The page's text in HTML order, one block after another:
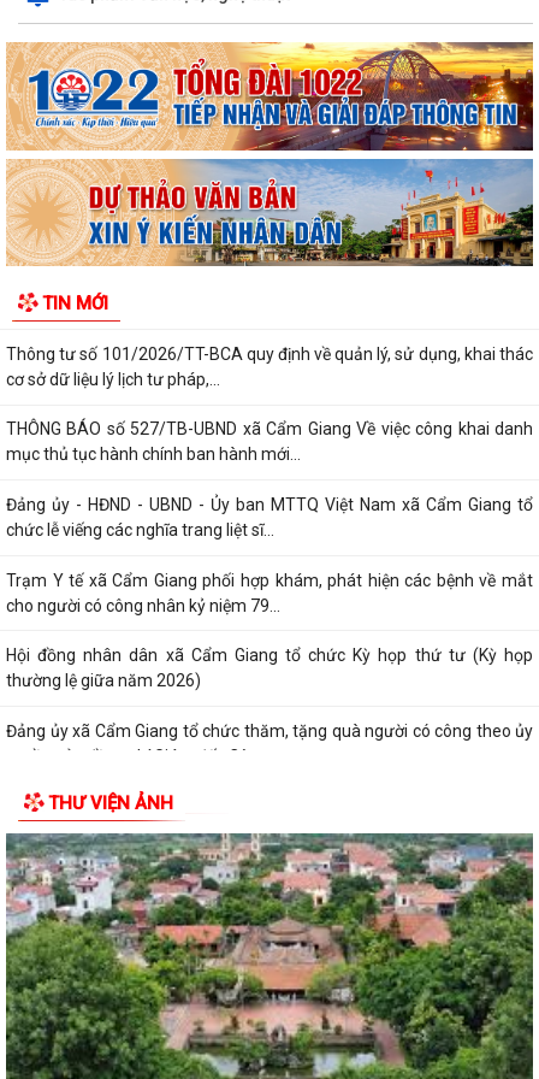
TIN MỚI
Triển khai mô hình chăn nuôi vịt thương phẩm theo quy trình
VietGAHP tại xã Cẩm Giang
Xã Cẩm Giang tham dự Hội nghị Báo cáo viên thành phố tháng 7 năm
2026
Hội nghị toàn quốc nghiên cứu, học tập, quán triệt và triển khai thực
hiện Nghị quyết Hội nghị...
số 07-CT/TW của Bộ Chính trị...
Thông tư số 101/2026/TT-BCA quy định về quản lý, sử dụng, khai thác
cơ sở dữ liệu lý lịch tư pháp,...
THÔNG BÁO số 527/TB-UBND xã Cẩm Giang Về việc công khai danh
mục thủ tục hành chính ban hành mới...
Đảng ủy - HĐND - UBND - Ủy ban MTTQ Việt Nam xã Cẩm Giang tổ
chức lễ viếng các nghĩa trang liệt sĩ...
Trạm Y tế xã Cẩm Giang phối hợp khám, phát hiện các bệnh về mắt
cho người có công nhân kỷ niệm 79...
Hội đồng nhân dân xã Cẩm Giang tổ chức Kỳ họp thứ tư (Kỳ họp
thường lệ giữa năm 2026)
Đảng ủy xã Cẩm Giang tổ chức thăm, tặng quà người có công theo ủy
quyền của đồng chí Giám đốc Công...
Đồng chí Nguyễn Ngọc Sơn, đại biểu quốc hội khóa XVI Thăm, tặng quà
gia đình chính sách, người có...
Đồng chí Phạm Văn Mạnh - Bí thư Đảng ủy, Chủ tịch HĐND xã Cẩm
Giang thăm, tặng quà gia đình chính...
Thông tư 14/2026/TT-BYT quy định tiêu chuẩn chẩn đoán và quy
trình xác định nghiện ma túy
Nghị định số 166/2026/NĐ-CP của Chính phủ: Quy định hồ sơ, trình tự,
thủ tục xác định tình trạng...
THƯ VIỆN ẢNH